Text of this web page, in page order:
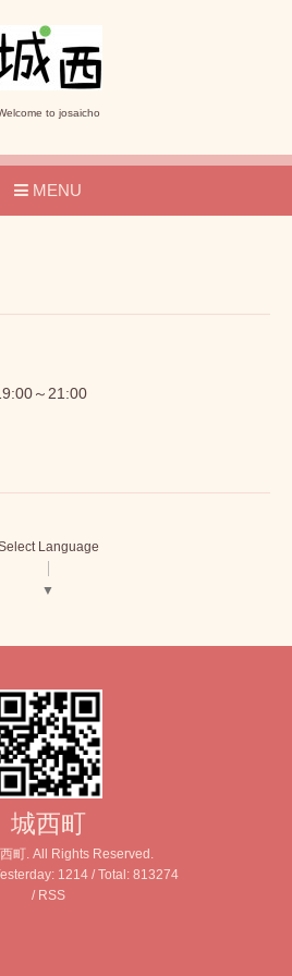
to josaicho
MENU
～21:00
Language
▼
城西町
町. All Rights Reserved.
1214 / Total: 813274
/ RSS